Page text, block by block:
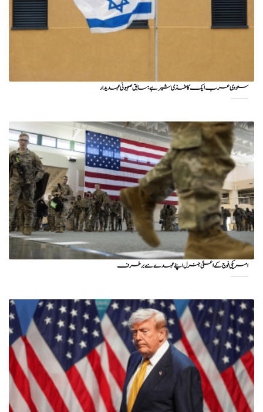
سعودی عرب ایک کاغذی شیر ہے: سابق صہیونی عہدیدار
امریکی فوج کے اعلیٰ جنرل اپنے عہدے سے برطرف